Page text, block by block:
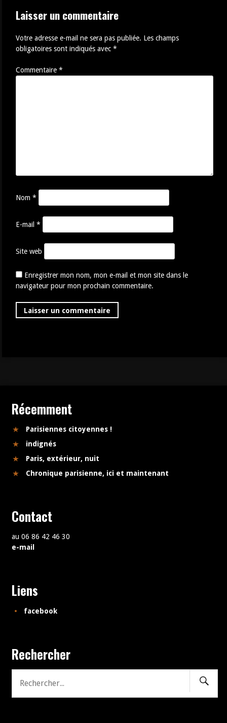
Laisser un commentaire
Votre adresse e-mail ne sera pas publiée. Les champs
obligatoires sont indiqués avec*
Commentaire*
Nom*
E-mail*
Site web
Enregistrer mon nom, mon e-mail et mon site dans le
navigateur pour mon prochain commentaire.
Récemment
Parisiennes citoyennes !
indignés
Paris, extérieur, nuit
Chronique parisienne, ici et maintenant
Contact
au 06 86 42 46 30
e-mail
Liens
facebook
Rechercher
Recherche